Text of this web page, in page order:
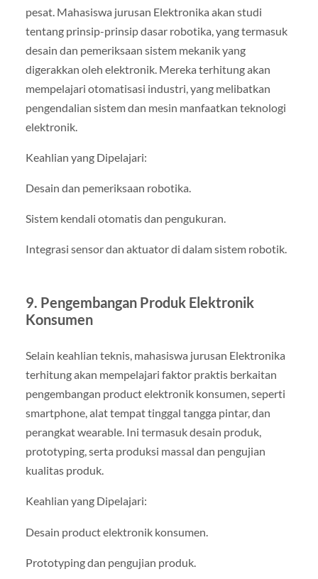
pesat. Mahasiswa jurusan Elektronika akan studi
tentang prinsip-prinsip dasar robotika, yang termasuk
desain dan pemeriksaan sistem mekanik yang
digerakkan oleh elektronik. Mereka terhitung akan
mempelajari otomatisasi industri, yang melibatkan
pengendalian sistem dan mesin manfaatkan teknologi
elektronik.
Keahlian yang Dipelajari:
Desain dan pemeriksaan robotika.
Sistem kendali otomatis dan pengukuran.
Integrasi sensor dan aktuator di dalam sistem robotik.
9. Pengembangan Produk Elektronik
Konsumen
Selain keahlian teknis, mahasiswa jurusan Elektronika
terhitung akan mempelajari faktor praktis berkaitan
pengembangan product elektronik konsumen, seperti
smartphone, alat tempat tinggal tangga pintar, dan
perangkat wearable. Ini termasuk desain produk,
prototyping, serta produksi massal dan pengujian
kualitas produk.
Keahlian yang Dipelajari:
Desain product elektronik konsumen.
Prototyping dan pengujian produk.